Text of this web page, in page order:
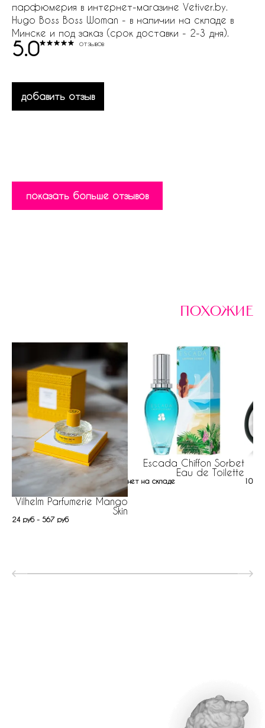
парфюмерия в интернет-магазине Vetiver.by.
Hugo Boss Boss Woman - в наличии на складе в
Минске и под заказ (срок доставки - 2-3 дня).
5.0 отзывов
добавить отзыв
показать больше отзывов
похожие
Vilhelm Parfumerie Mango
Skin
24 руб - 567 руб
Escada Chiffon Sorbet
Eau de Toilette
нет на складе 105